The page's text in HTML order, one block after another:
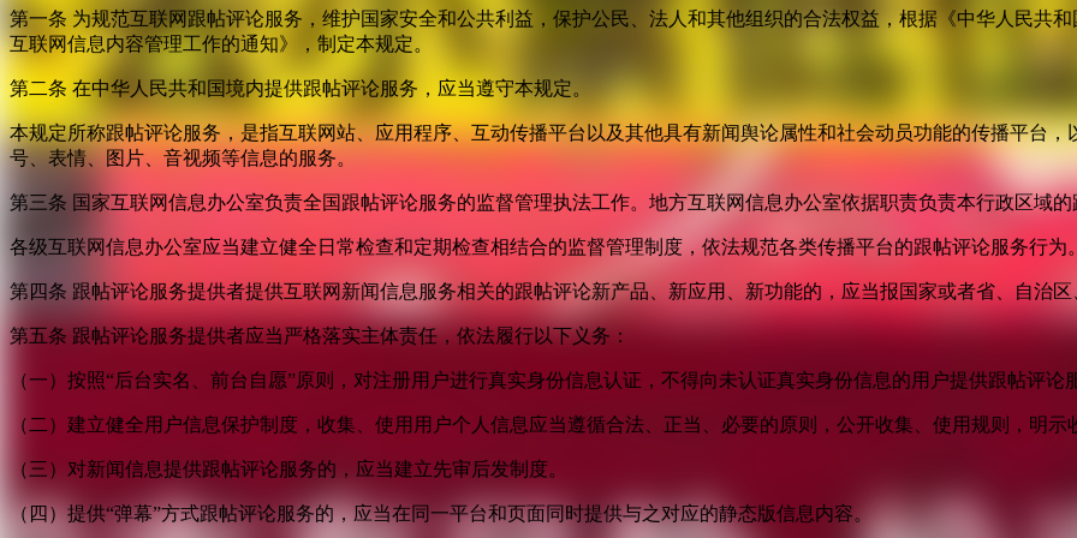
第一条 为规范互联网跟帖评论服务，维护国家安全和公共利益，保护公民、法人和其他组织的合法权益，根据《中华人民共
互联网信息内容管理工作的通知》，制定本规定。
第二条 在中华人民共和国境内提供跟帖评论服务，应当遵守本规定。
本规定所称跟帖评论服务，是指互联网站、应用程序、互动传播平台以及其他具有新闻舆论属性和社会动员功能的传播平台
号、表情、图片、音视频等信息的服务。
第三条 国家互联网信息办公室负责全国跟帖评论服务的监督管理执法工作。地方互联网信息办公室依据职责负责本行政区域
各级互联网信息办公室应当建立健全日常检查和定期检查相结合的监督管理制度，依法规范各类传播平台的跟帖评论服务行为
第四条 跟帖评论服务提供者提供互联网新闻信息服务相关的跟帖评论新产品、新应用、新功能的，应当报国家或者省、自治
第五条 跟帖评论服务提供者应当严格落实主体责任，依法履行以下义务：
（一）按照“后台实名、前台自愿”原则，对注册用户进行真实身份信息认证，不得向未认证真实身份信息的用户提供跟帖评论
（二）建立健全用户信息保护制度，收集、使用用户个人信息应当遵循合法、正当、必要的原则，公开收集、使用规则，明
（三）对新闻信息提供跟帖评论服务的，应当建立先审后发制度。
（四）提供“弹幕”方式跟帖评论服务的，应当在同一平台和页面同时提供与之对应的静态版信息内容。